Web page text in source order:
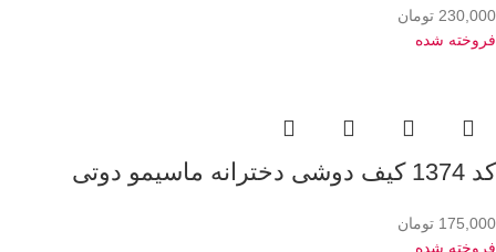
230,000 تومان
فروخته شده
کد 1374 کیف دوشی دخترانه ماسیمو دوتی
175,000 تومان
فروخته شده